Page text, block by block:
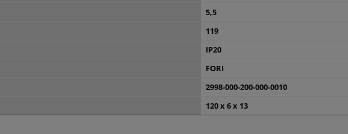
5,5
119
IP20
FORI
2998-000-200-000-0010
120 x 6 x 13